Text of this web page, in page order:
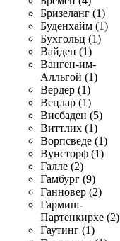
Бризеланг (1)
Буденхайм (1)
Бухгольц (1)
Вайден (1)
Ванген-им-
Алльгой (1)
Вердер (1)
Вецлар (1)
Висбаден (5)
Виттлих (1)
Ворпсведе (1)
Вунсторф (1)
Галле (2)
Гамбург (9)
Ганновер (2)
Гармиш-
Партенкирхе (2)
Гаутинг (1)